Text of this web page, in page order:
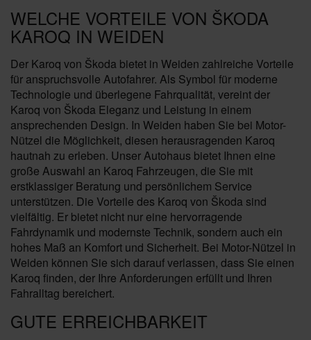
WELCHE VORTEILE VON ŠKODA
KAROQ IN WEIDEN
Der Karoq von Škoda bietet in Weiden zahlreiche Vorteile
für anspruchsvolle Autofahrer. Als Symbol für moderne
Technologie und überlegene Fahrqualität, vereint der
Karoq von Škoda Eleganz und Leistung in einem
ansprechenden Design. In Weiden haben Sie bei Motor-
Nützel die Möglichkeit, diesen herausragenden Karoq
hautnah zu erleben. Unser Autohaus bietet Ihnen eine
große Auswahl an Karoq Fahrzeugen, die Sie mit
erstklassiger Beratung und persönlichem Service
unterstützen. Die Vorteile des Karoq von Škoda sind
vielfältig. Er bietet nicht nur eine hervorragende
Fahrdynamik und modernste Technik, sondern auch ein
hohes Maß an Komfort und Sicherheit. Bei Motor-Nützel in
Weiden können Sie sich darauf verlassen, dass Sie einen
Karoq finden, der Ihre Anforderungen erfüllt und Ihren
Fahralltag bereichert.
GUTE ERREICHBARKEIT